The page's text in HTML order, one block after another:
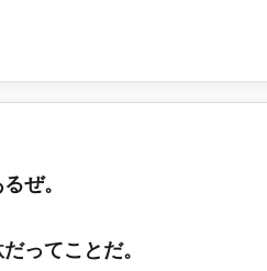
ぜ。
ってことだ。